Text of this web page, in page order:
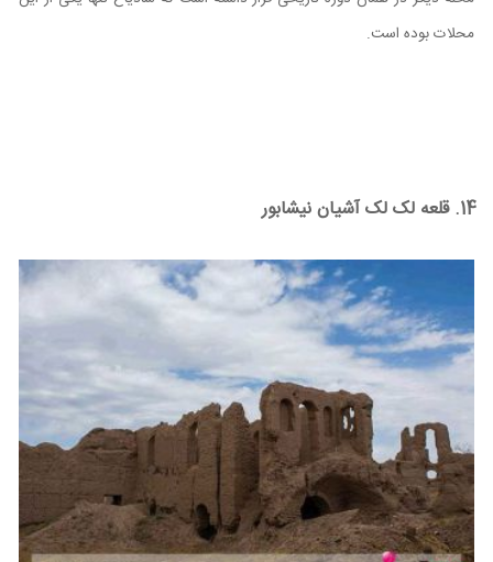
محلات بوده است.
14. قلعه لک لک آشیان نیشابور